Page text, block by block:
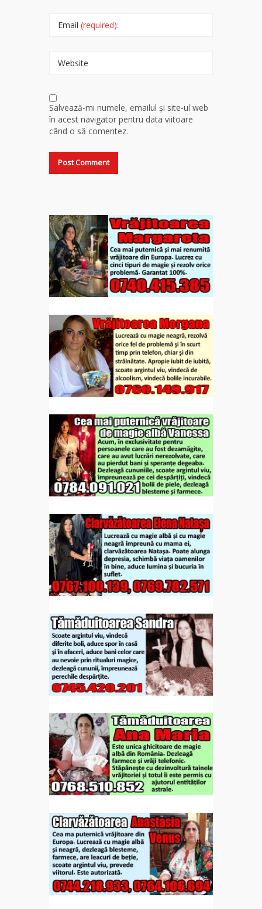
Email (required):
Website
Salvează-mi numele, emailul și site-ul web
în acest navigator pentru data viitoare
când o să comentez.